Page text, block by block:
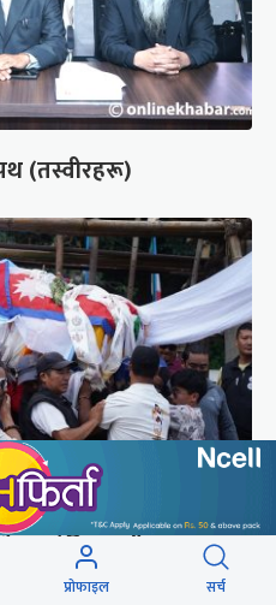
(तस्वीरहरू)
अन्त्येष्टि (तस्वीरहरू)
प्रोफाइल सर्च